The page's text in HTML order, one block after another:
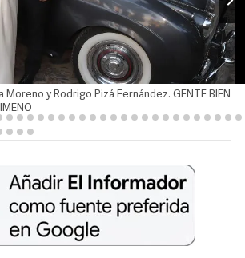
Moreno y Rodrigo Pizá Fernández. GENTE BIEN